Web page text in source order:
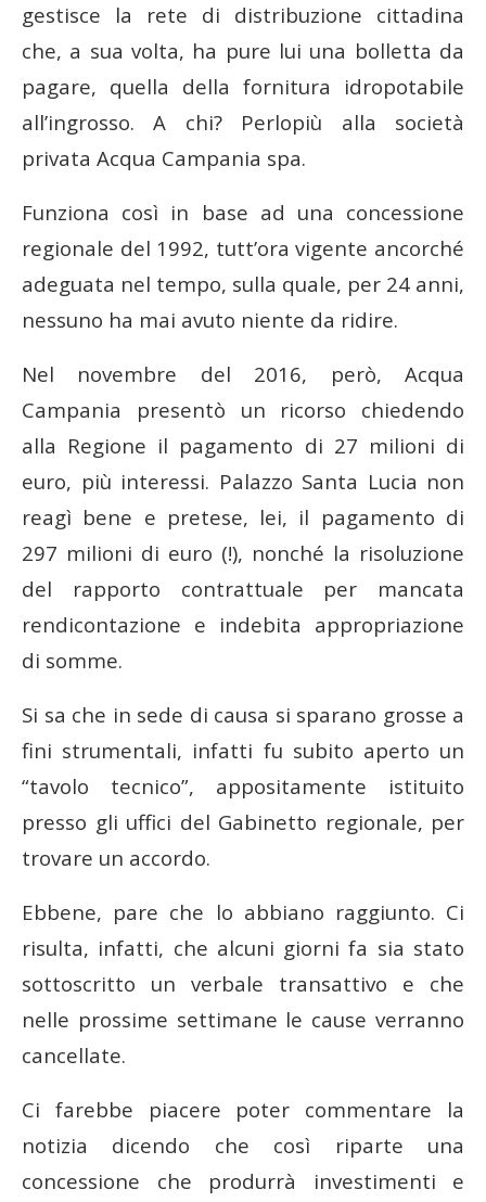
gestisce la rete di distribuzione cittadina
che, a sua volta, ha pure lui una bolletta da
pagare, quella della fornitura idropotabile
all’ingrosso. A chi? Perlopiù alla società
privata Acqua Campania spa.
Funziona così in base ad una concessione
regionale del 1992, tutt’ora vigente ancorché
adeguata nel tempo, sulla quale, per 24 anni,
nessuno ha mai avuto niente da ridire.
Nel novembre del 2016, però, Acqua
Campania presentò un ricorso chiedendo
alla Regione il pagamento di 27 milioni di
euro, più interessi. Palazzo Santa Lucia non
reagì bene e pretese, lei, il pagamento di
297 milioni di euro (!), nonché la risoluzione
del rapporto contrattuale per mancata
rendicontazione e indebita appropriazione
di somme.
Si sa che in sede di causa si sparano grosse a
fini strumentali, infatti fu subito aperto un
“tavolo tecnico”, appositamente istituito
presso gli uffici del Gabinetto regionale, per
trovare un accordo.
Ebbene, pare che lo abbiano raggiunto. Ci
risulta, infatti, che alcuni giorni fa sia stato
sottoscritto un verbale transattivo e che
nelle prossime settimane le cause verranno
cancellate.
Ci farebbe piacere poter commentare la
notizia dicendo che così riparte una
concessione che produrrà investimenti e